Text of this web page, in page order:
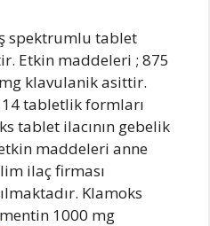
spektrumlu tablet
Etkin maddeleri ; 875
klavulanik asittir.
14 tabletlik formları
tablet ilacının gebelik
maddeleri anne
ilaç firması
Klamoks
1000 mg